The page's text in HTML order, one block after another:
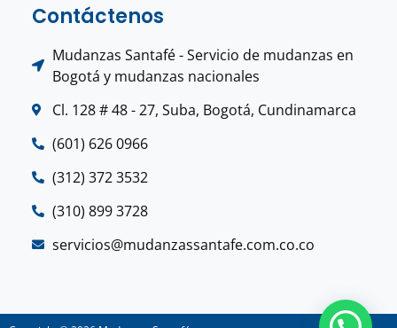
Contáctenos
Mudanzas Santafé - Servicio de mudanzas en
Bogotá y mudanzas nacionales
Cl. 128 # 48 - 27, Suba, Bogotá, Cundinamarca
(601) 626 0966
(312) 372 3532
(310) 899 3728
servicios@mudanzassantafe.com.co.co